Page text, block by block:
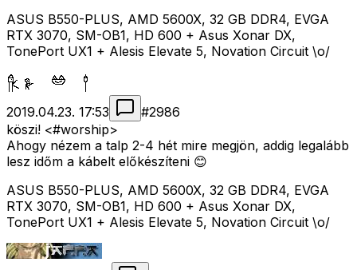
ASUS B550-PLUS, AMD 5600X, 32 GB DDR4, EVGA
RTX 3070, SM-OB1, HD 600 + Asus Xonar DX,
TonePort UX1 + Alesis Elevate 5, Novation Circuit \o/
2019.04.23. 17:53 #2986
köszi! <#worship>
Ahogy nézem a talp 2-4 hét mire megjön, addig legalább
lesz időm a kábelt előkészíteni 😊
ASUS B550-PLUS, AMD 5600X, 32 GB DDR4, EVGA
RTX 3070, SM-OB1, HD 600 + Asus Xonar DX,
TonePort UX1 + Alesis Elevate 5, Novation Circuit \o/